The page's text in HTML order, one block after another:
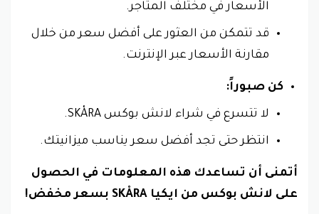
الأسعار في مختلف المتاجر.
قد تتمكن من العثور على أفضل سعر من خلال
مقارنة الأسعار عبر الإنترنت.
كن صبوراً:
لا تتسرع في شراء لانش بوكس SKÅRA.
انتظر حتى تجد أفضل سعر يناسب ميزانيتك.
أتمنى أن تساعدك هذه المعلومات في الحصول
على لانش بوكس من ايكيا SKÅRA بسعر مخفض!